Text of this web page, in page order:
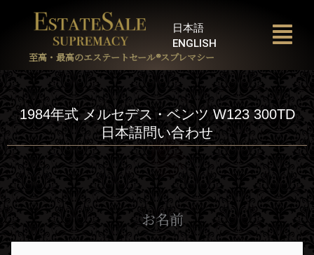
日本語
ENGLISH
至高・最高のエステートセール®︎スプレマシー
1984年式 メルセデス・ベンツ W123 300TD
日本語問い合わせ
お名前